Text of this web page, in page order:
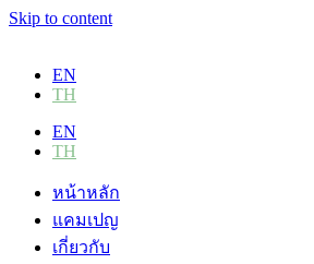
Skip to content
EN
TH
EN
TH
หน้าหลัก
แคมเปญ
เกี่ยวกับ